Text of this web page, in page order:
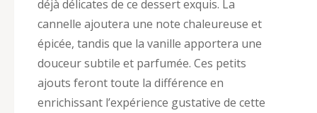
déjà délicates de ce dessert exquis. La
cannelle ajoutera une note chaleureuse et
épicée, tandis que la vanille apportera une
douceur subtile et parfumée. Ces petits
ajouts feront toute la différence en
enrichissant l’expérience gustative de cette